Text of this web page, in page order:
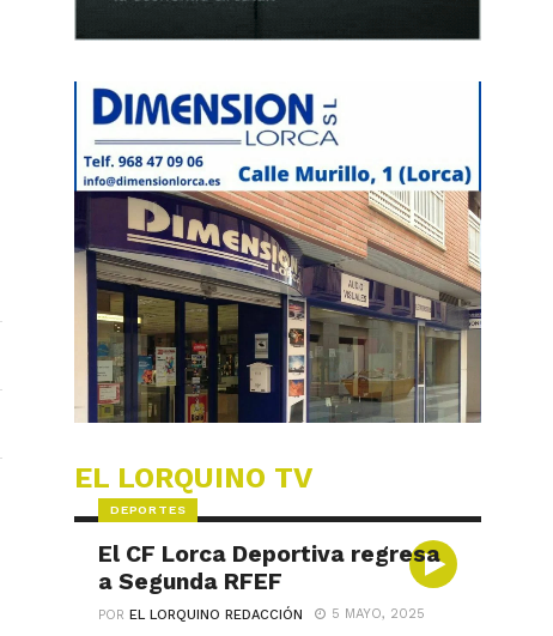
EL LORQUINO TV
DEPORTES
El CF Lorca Deportiva regresa
a Segunda RFEF
POREL LORQUINO REDACCIÓN 5 MAYO, 2025